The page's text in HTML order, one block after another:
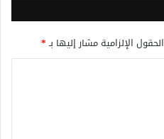
الحقول الإلزامية مشار إليها بـ*